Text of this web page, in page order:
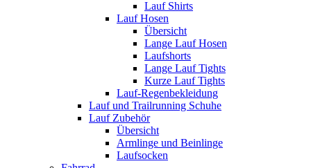
Lauf Shirts
Lauf Hosen
Übersicht
Lange Lauf Hosen
Laufshorts
Lange Lauf Tights
Kurze Lauf Tights
Lauf-Regenbekleidung
Lauf und Trailrunning Schuhe
Lauf Zubehör
Übersicht
Armlinge und Beinlinge
Laufsocken